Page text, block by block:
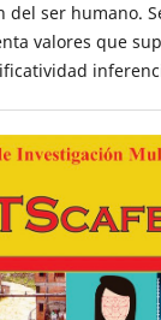
del ser humano.
valores que